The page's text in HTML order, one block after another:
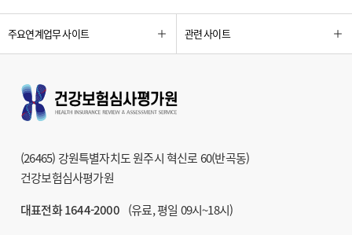
주요연계업무 사이트 관련 사이트
(26465) 강원특별자치도 원주시 혁신로 60(반곡동)
건강보험심사평가원
대표전화 1644-2000 (유료, 평일 09시~18시)